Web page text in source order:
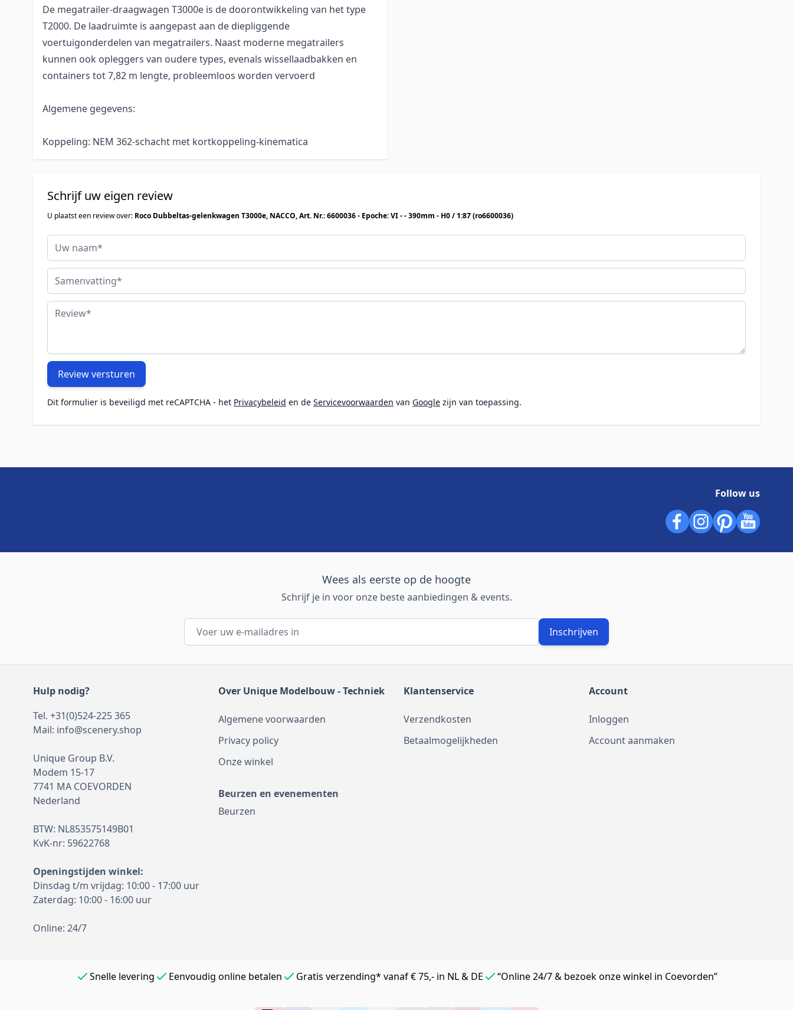
De megatrailer-draagwagen T3000e is de doorontwikkeling van het type
T2000. De laadruimte is aangepast aan de diepliggende
voertuigonderdelen van megatrailers. Naast moderne megatrailers
kunnen ook opleggers van oudere types, evenals wissellaadbakken en
containers tot 7,82 m lengte, probleemloos worden vervoerd
Algemene gegevens:
Koppeling: NEM 362-schacht met kortkoppeling-kinematica
Schrijf uw eigen review
U plaatst een review over: Roco Dubbeltas-gelenkwagen T3000e, NACCO, Art. Nr.: 6600036 - Epoche: VI - - 390mm - H0 / 1:87 (ro6600036)
Uw naam
Samenvatting
Review
Review versturen
Dit formulier is beveiligd met reCAPTCHA - het Privacybeleid en de Servicevoorwaarden van Google zijn van toepassing.
Follow us
Wees als eerste op de hoogte
Schrijf je in voor onze beste aanbiedingen & events.
E-mailadres
Inschrijven
Hulp nodig?
Tel. +31(0)524-225 365
Mail: info@scenery.shop
Unique Group B.V.
Modem 15-17
7741 MA COEVORDEN
Nederland
BTW: NL853575149B01
KvK-nr: 59622768
Openingstijden winkel:
Dinsdag t/m vrijdag: 10:00 - 17:00 uur
Zaterdag: 10:00 - 16:00 uur
Online: 24/7
Over Unique Modelbouw - Techniek
Algemene voorwaarden
Privacy policy
Onze winkel
Beurzen en evenementen
Beurzen
Klantenservice
Verzendkosten
Betaalmogelijkheden
Account
Inloggen
Account aanmaken
Snelle levering Eenvoudig online betalen Gratis verzending* vanaf € 75,- in NL & DE “Online 24/7 & bezoek onze winkel in Coevorden”